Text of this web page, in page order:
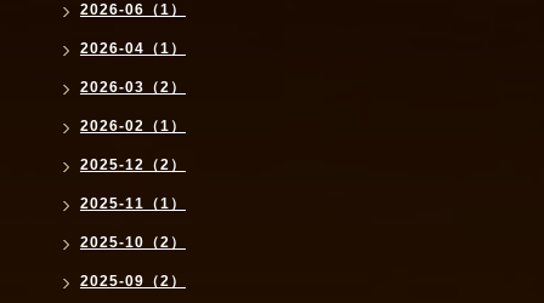
2026-06（1）
2026-04（1）
2026-03（2）
2026-02（1）
2025-12（2）
2025-11（1）
2025-10（2）
2025-09（2）